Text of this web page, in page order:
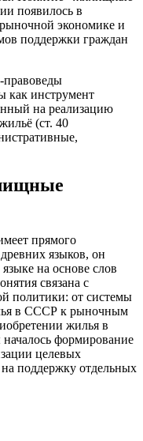
появилось в
экономике и
поддержки граждан
правоведы
как инструмент
на реализацию
(ст. 40
прямого
языков, он
на основе слов
связана с
политики: от системы
в СССР к рыночным
жилья в
формирование
целевых
поддержку отдельных